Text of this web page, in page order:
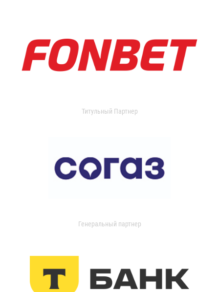
Титульный Партнер
Генеральный партнер